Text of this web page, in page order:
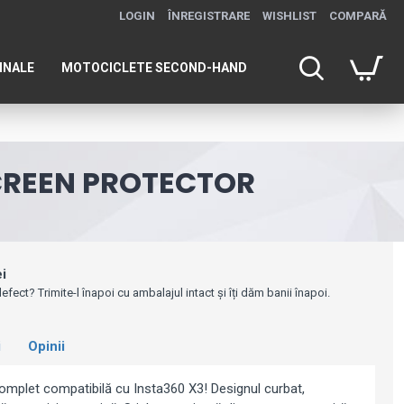
LOGIN ÎNREGISTRARE WISHLIST COMPARĂ
MOTOCICLETE SECOND-HAND
PROTECTOR
Trimite-l înapoi cu ambalajul intact și îți dăm banii înapoi.
Opinii
compatibilă cu Insta360 X3! Designul curbat,